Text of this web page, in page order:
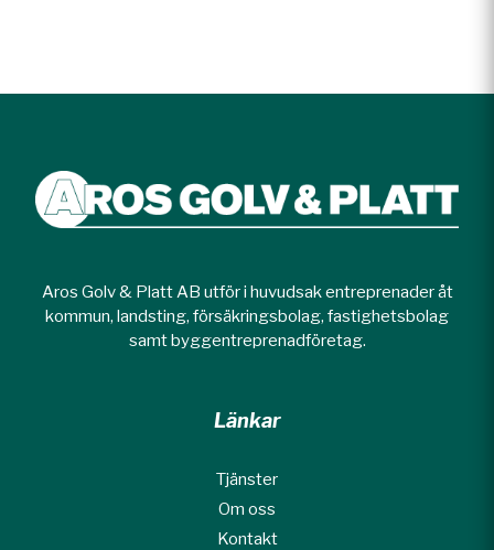
Aros Golv & Platt AB utför i huvudsak entreprenader åt
kommun, landsting, försäkringsbolag, fastighetsbolag
samt byggentreprenadföretag.
Länkar
Tjänster
Om oss
Kontakt